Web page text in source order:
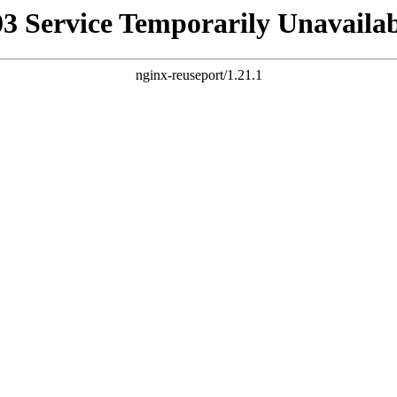
Service Temporarily
nginx-reuseport/1.21.1